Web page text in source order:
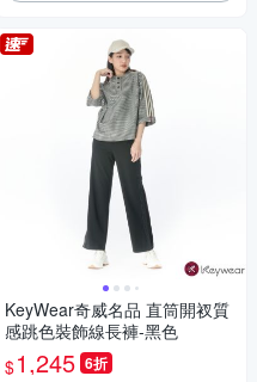
KeyWear奇威名品 直筒開衩質
感跳色裝飾線長褲-黑色
$1,245 6折